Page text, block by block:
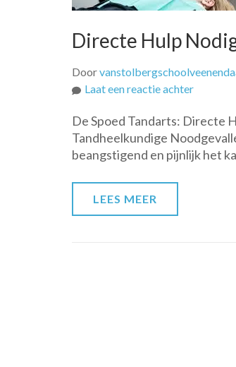
Directe Hulp
Door
Laat een reactie achterop
Hulp
Nodig?
Bel
De Spoed Tandarts: Directe
Tandheelkundige
beangstigend en pijnlijk het
LEES MEER